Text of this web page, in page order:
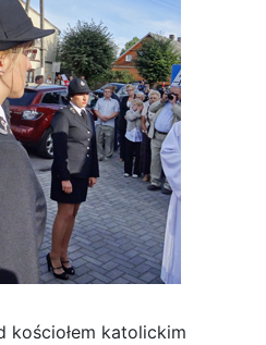
kościołem katolickim